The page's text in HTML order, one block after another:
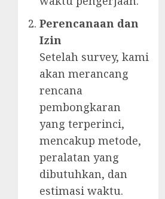
Perencanaan dan
Izin
Setelah survey, kami
akan merancang
rencana
pembongkaran
yang terperinci,
mencakup metode,
peralatan yang
dibutuhkan, dan
estimasi waktu.